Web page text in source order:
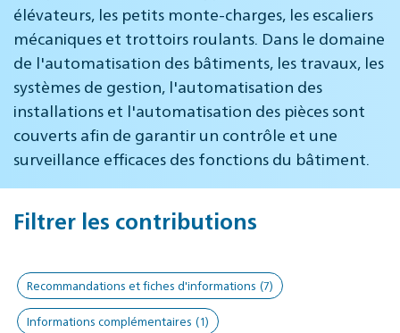
élévateurs, les petits monte-charges, les escaliers
mécaniques et trottoirs roulants. Dans le domaine
de l'automatisation des bâtiments, les travaux, les
systèmes de gestion, l'automatisation des
installations et l'automatisation des pièces sont
couverts afin de garantir un contrôle et une
surveillance efficaces des fonctions du bâtiment.
Filtrer les contributions
Recommandations et fiches d'informations (7)
Informations complémentaires (1)